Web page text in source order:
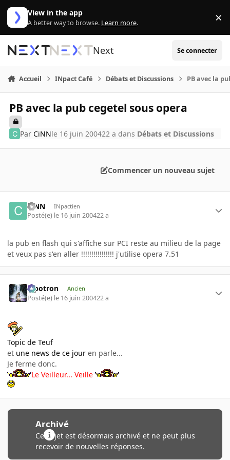
Aller au contenu
View in the app
A better way to browse. Learn more. ×
Next Se connecter
Accueil INpact Café Débats et Discussions PB avec la
PB avec la pub cegetel sous opera
ParCiNNle 16 juin 200422 a dans Débats et Discussions
Commencer un nouveau sujet
CiNN INpactien
Posté(e) le 16 juin 200422 a
la pub en flash qui s'affiche sur PCI reste au milieu de la page
et veux pas s'en aller !!!!!!!!!!!!!!!! j'utilise opera 7.51
Pipotron Ancien
Posté(e) le 16 juin 200422 a
Topic de Teuf
et une news de ce jour en parle...
Je ferme donc.
Le Veilleur... Veille
Archivé
Ce sujet est désormais archivé et ne peut plus
recevoir de nouvelles réponses.